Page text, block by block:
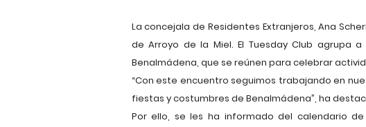
La concejala de Residentes Extranjeros, Ana
de Arroyo de la Miel. El Tuesday Club agrupa
Benalmádena, que se reúnen para celebrar
“Con este encuentro seguimos trabajando en
fiestas y costumbres de Benalmádena”, ha
Por ello, se les ha informado del calendario